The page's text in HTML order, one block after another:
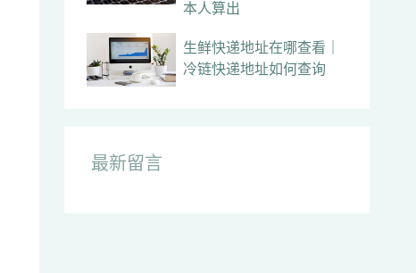
本人算出
生鲜快递地址在哪查看｜
冷链快递地址如何查询
最新留言